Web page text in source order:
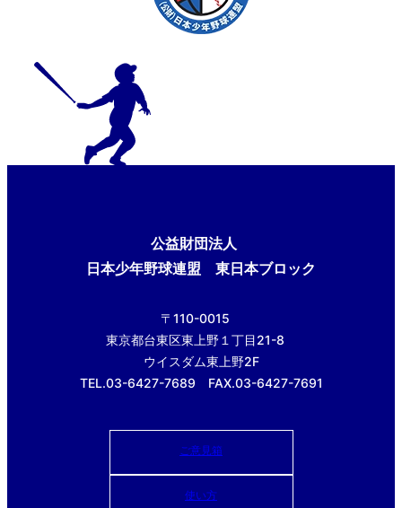
公益財団法人
日本少年野球連盟 東日本ブロック
〒110-0015
東京都台東区東上野１丁目21-8
ウイスダム東上野2F
TEL.03-6427-7689 FAX.03-6427-7691
ご意見箱
使い方